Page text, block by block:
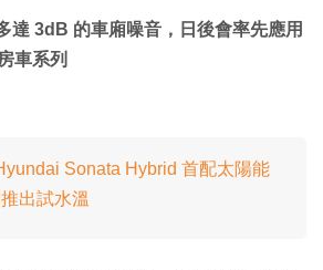
達 3dB 的車廂噪音，日後會率先應用
車系列
Sonata Hybrid 首配太陽能
出試水溫